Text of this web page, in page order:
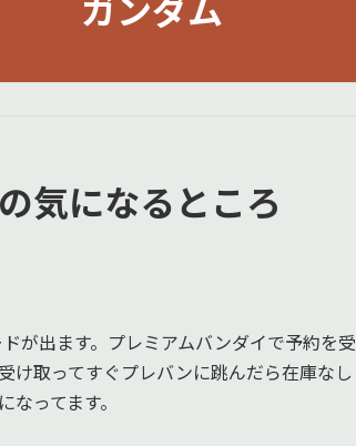
ガンダム
気になるところ
が出ます。プレミアムバンダイで予約を受
け取ってすぐプレバンに跳んだら在庫なし
ってます。